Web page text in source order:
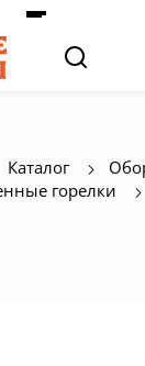
Каталог
горелки